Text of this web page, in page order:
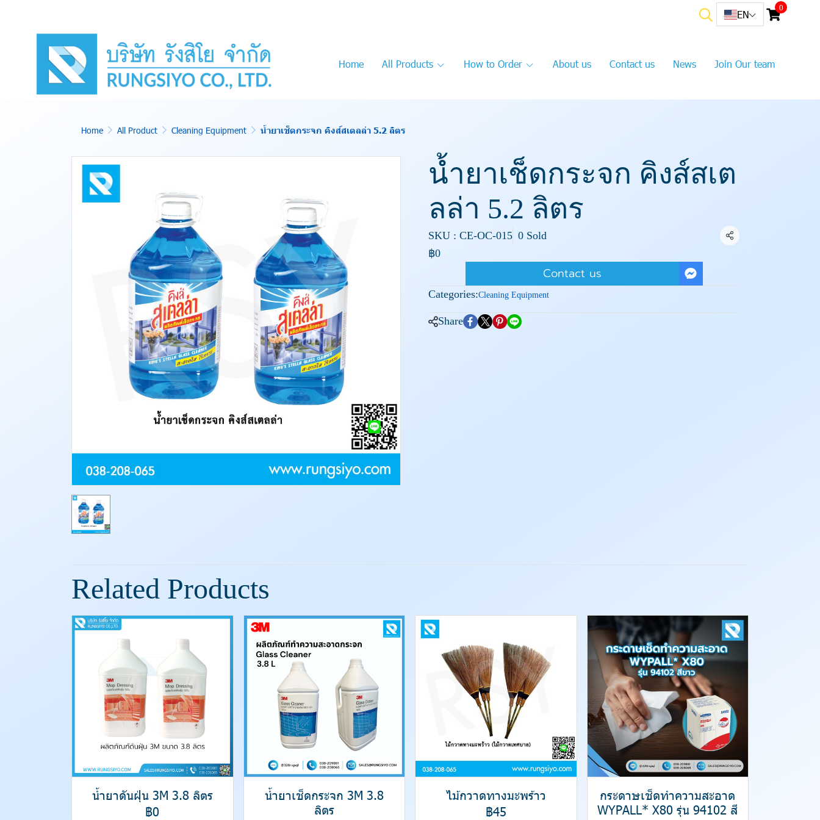
EN
0
Home All Products How to Order About us Contact us News Join Our team
Home All Product Cleaning Equipment น้ำยาเช็ดกระจก คิงส์สเตลล่า 5.2 ลิตร
น้ำยาเช็ดกระจก คิงส์สเต
ลล่า 5.2 ลิตร
SKU : CE-OC-015 0 Sold Share
฿0
Contact us
Categories:Cleaning Equipment
Share
Related Products
น้ำยาดันฝุ่น 3M 3.8 ลิตร
฿0
น้ำยาเช็ดกระจก 3M 3.8
ลิตร
ไม้กวาดทางมะพร้าว
฿45
กระดาษเช็ดทำความสะอาด
WYPALL* X80 รุ่น 94102 สี